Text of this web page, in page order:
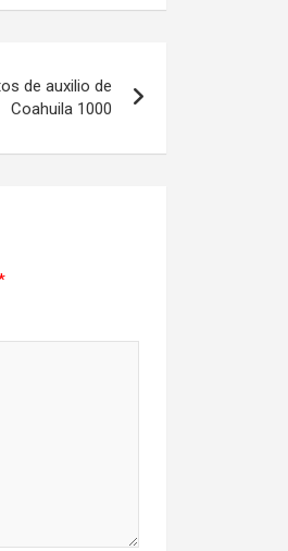
de auxilio de
Coahuila 1000